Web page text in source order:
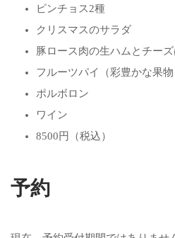
ピンチョス2種
クリスマスのサラダ
豚ロース肉の生ハムとチー
フルーツパイ（彩豊かな果物
ポルボロン
ワイン
8500円（税込）
予約